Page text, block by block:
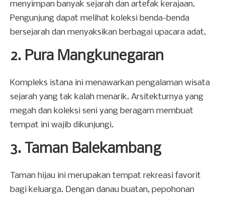
menyimpan banyak sejarah dan artefak kerajaan.
Pengunjung dapat melihat koleksi benda-benda
bersejarah dan menyaksikan berbagai upacara adat.
2. Pura Mangkunegaran
Kompleks istana ini menawarkan pengalaman wisata
sejarah yang tak kalah menarik. Arsitekturnya yang
megah dan koleksi seni yang beragam membuat
tempat ini wajib dikunjungi.
3. Taman Balekambang
Taman hijau ini merupakan tempat rekreasi favorit
bagi keluarga. Dengan danau buatan, pepohonan